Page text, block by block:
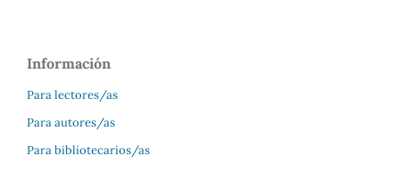
Información
Para lectores/as
Para autores/as
Para bibliotecarios/as